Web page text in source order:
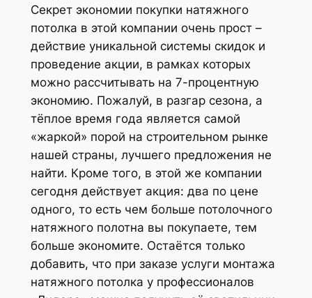
Секрет экономии покупки натяжного
потолка в этой компании очень прост –
действие уникальной системы скидок и
проведение акции, в рамках которых
можно рассчитывать на 7-процентную
экономию. Пожалуй, в разгар сезона, а
тёплое время года является самой
«жаркой» порой на строительном рынке
нашей страны, лучшего предложения не
найти. Кроме того, в этой же компании
сегодня действует акция: два по цене
одного, то есть чем больше потолочного
натяжного полотна вы покупаете, тем
больше экономите. Остаётся только
добавить, что при заказе услуги монтажа
натяжного потолка у профессионалов